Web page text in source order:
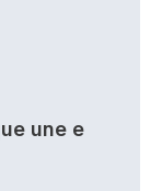
une e